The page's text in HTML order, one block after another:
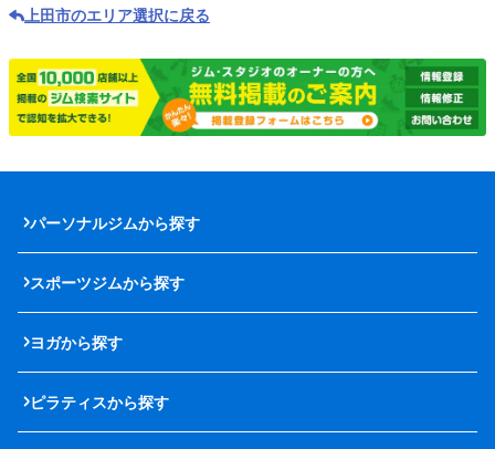
上田市のエリア選択に戻る
パーソナルジムから探す
スポーツジムから探す
ヨガから探す
ピラティスから探す